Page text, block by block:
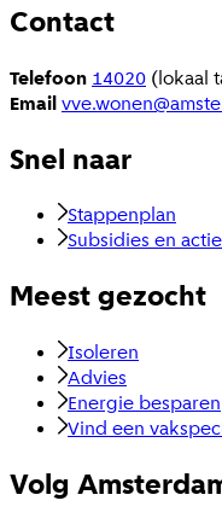
Contact
Telefoon 14020 (lokaal
Email
Snel naar
Stappenplan
Subsidies en
Meest gezocht
Isoleren
Advies
Energie besparen
Vind een
Volg